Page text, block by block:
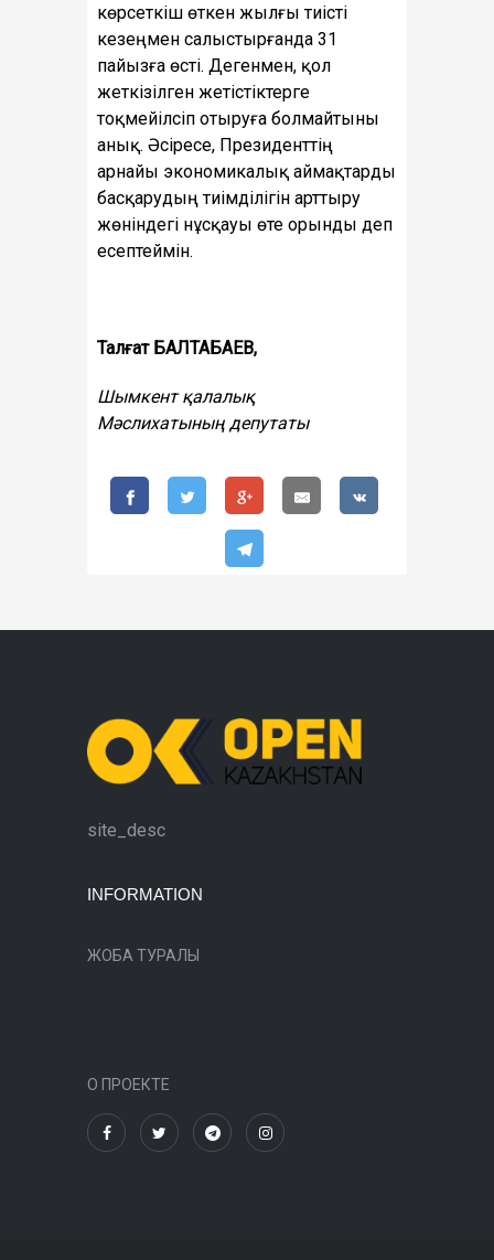
көрсеткіш өткен жылғы тиісті
кезеңмен салыстырғанда 31
пайызға өсті. Дегенмен, қол
жеткізілген жетістіктерге
тоқмейілсіп отыруға болмайтыны
анық. Әсіресе, Президенттің
арнайы экономикалық аймақтарды
басқарудың тиімділігін арттыру
жөніндегі нұсқауы өте орынды деп
есептеймін.
Талғат БАЛТАБАЕВ,
Шымкент қалалық
Мәслихатының депутаты
site_desc
INFORMATION
ЖОБА ТУРАЛЫ
О ПРОЕКТЕ